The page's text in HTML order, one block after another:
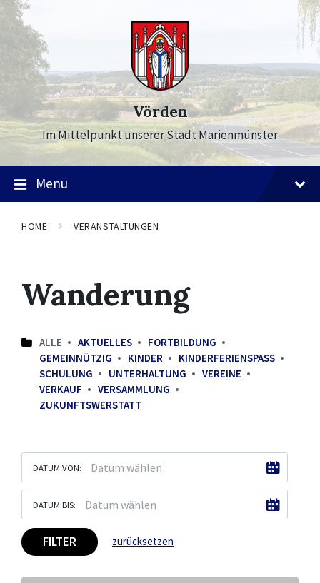
Skip
to
content
Skip
to
main
navigation
Skip
to
footer
Vörden
Im Mittelpunkt unserer Stadt Marienmünster
Menu
HOME VERANSTALTUNGEN
Wanderung
ALLE AKTUELLES
FORTBILDUNG
GEMEINNÜTZIG
KINDER
KINDERFERIENSPASS
SCHULUNG
UNTERHALTUNG
VEREINE
VERKAUF
VERSAMMLUNG
ZUKUNFTSWERSTATT
DATUM VON:
DATUM BIS:
FILTER zurücksetzen